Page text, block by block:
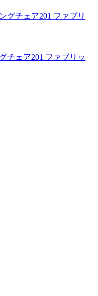
チェア201 ファブリッ